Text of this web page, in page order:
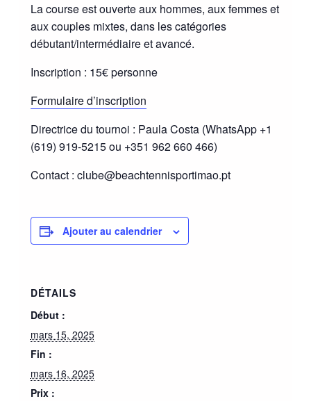
La course est ouverte aux hommes, aux femmes et
aux couples mixtes, dans les catégories
débutant/intermédiaire et avancé.
Inscription : 15€ personne
Formulaire d’inscription
Directrice du tournoi : Paula Costa (WhatsApp +1
(619) 919-5215 ou +351 962 660 466)
Contact : clube@beachtennisportimao.pt
Ajouter au calendrier
DÉTAILS
Début :
mars 15, 2025
Fin :
mars 16, 2025
Prix :